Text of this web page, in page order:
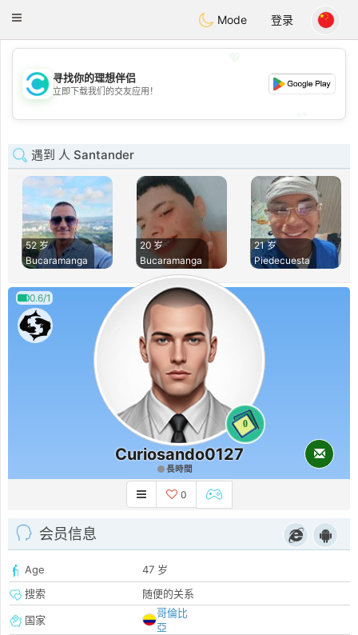
Citas
Toggle
Mode 登录
💖
💕
寻找你的理想伴侣
立即下载我们的交友应用！
遇到 人 Santander
52 岁
Bucaramanga
20 岁
Bucaramanga
21 岁
Piedecuesta
0.6/1
0
Curiosando0127
長時間
0
会员信息
Age
47 岁
搜索
随便的关系
国家
哥倫比
亞